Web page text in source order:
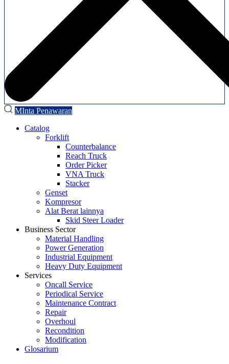
MInta Penawaran
Catalog
Forklift
Counterbalance
Reach Truck
Order Picker
VNA Truck
Stacker
Genset
Kompresor
Alat Berat lainnya
Skid Steer Loader
Business Sector
Material Handling
Power Generation
Industrial Equipment
Heavy Duty Equipment
Services
Oncall Service
Periodical Service
Maintenance Contract
Repair
Overhoul
Recondition
Modification
Glosarium